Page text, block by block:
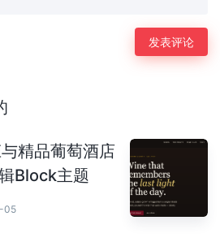
精品葡萄酒店
Block主题
05